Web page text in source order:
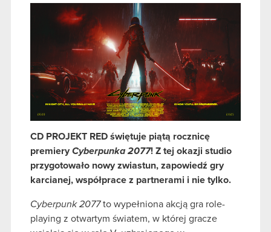
CD PROJEKT RED świętuje piątą rocznicę
premiery Cyberpunka 2077! Z tej okazji studio
przygotowało nowy zwiastun, zapowiedź gry
karcianej, współprace z partnerami i nie tylko.
Cyberpunk 2077to wypełniona akcją gra role-
playing z otwartym światem, w której gracze